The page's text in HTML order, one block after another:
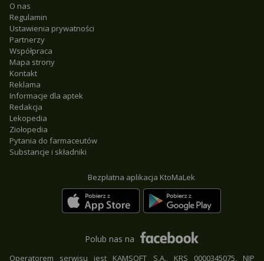
O nas
Regulamin
Ustawienia prywatności
Partnerzy
Współpraca
Mapa strony
Kontakt
Reklama
Informacje dla aptek
Redakcja
Lekopedia
Ziołopedia
Pytania do farmaceutów
Substancje i składniki
Bezpłatna aplikacja KtoMaLek
Polub nas na
Operatorem serwisu jest KAMSOFT S.A., KRS 0000345075, NIP